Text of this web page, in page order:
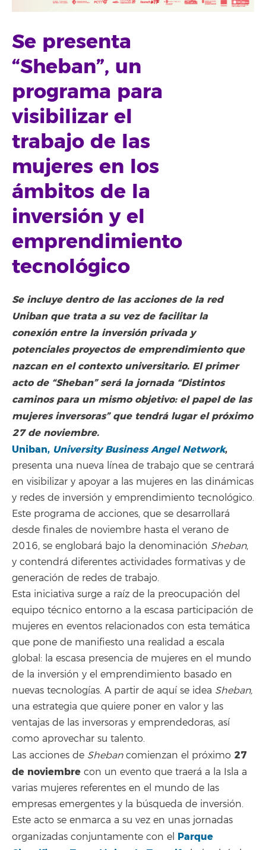
Se presenta
“Sheban”, un
programa para
visibilizar el
trabajo de las
mujeres en los
ámbitos de la
inversión y el
emprendimiento
tecnológico
Se incluye dentro de las acciones de la red
Uniban que trata a su vez de facilitar la
conexión entre la inversión privada y
potenciales proyectos de emprendimiento que
nazcan en el contexto universitario. El primer
acto de “Sheban” será la jornada “Distintos
caminos para un mismo objetivo: el papel de las
mujeres inversoras” que tendrá lugar el próximo
27 de noviembre.
Uniban, University Business Angel Network,
presenta una nueva línea de trabajo que se centrará
en visibilizar y apoyar a las mujeres en las dinámicas
y redes de inversión y emprendimiento tecnológico.
Este programa de acciones, que se desarrollará
desde finales de noviembre hasta el verano de
2016, se englobará bajo la denominación Sheban,
y contendrá diferentes actividades formativas y de
generación de redes de trabajo.
Esta iniciativa surge a raíz de la preocupación del
equipo técnico entorno a la escasa participación de
mujeres en eventos relacionados con esta temática
que pone de manifiesto una realidad a escala
global: la escasa presencia de mujeres en el mundo
de la inversión y el emprendimiento basado en
nuevas tecnologías. A partir de aquí se idea Sheban,
una estrategia que quiere poner en valor y las
ventajas de las inversoras y emprendedoras, así
como aprovechar su talento.
Las acciones de Shebancomienzan el próximo 27
de noviembre con un evento que traerá a la Isla a
varias mujeres referentes en el mundo de las
empresas emergentes y la búsqueda de inversión.
Este acto se enmarca a su vez en unas jornadas
organizadas conjuntamente con el Parque